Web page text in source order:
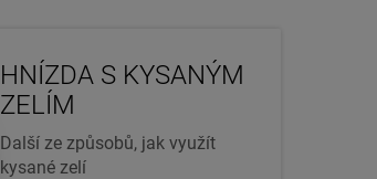
HNÍZDA S KYSANÝM
ZELÍM
Další ze způsobů, jak využít
kysané zelí